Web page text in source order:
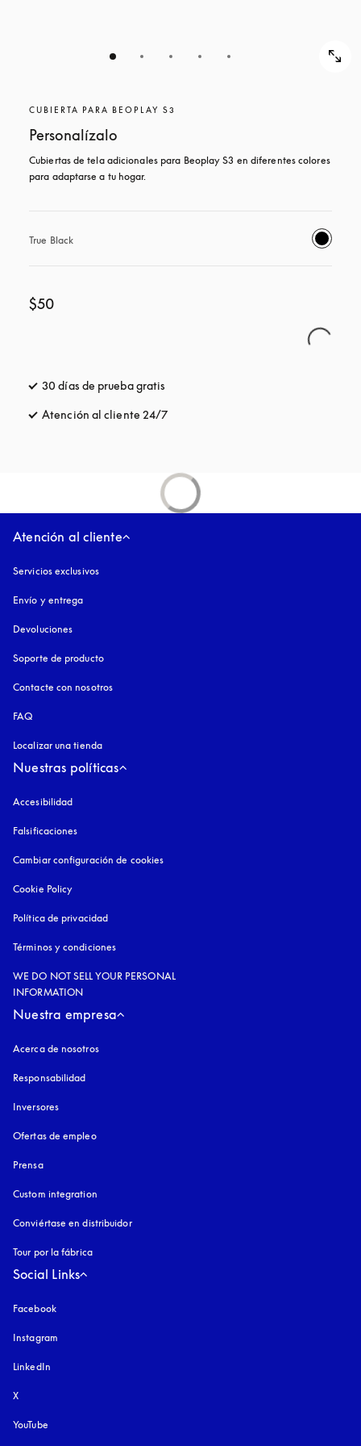
CUBIERTA PARA BEOPLAY S3
Personalízalo
Cubiertas de tela adicionales para Beoplay S3 en diferentes colores
para adaptarse a tu hogar.
True Black
$50
30 días de prueba gratis
Atención al cliente 24/7
Atención al cliente
Servicios exclusivos
Envío y entrega
Devoluciones
Soporte de producto
Contacte con nosotros
FAQ
Localizar una tienda
Nuestras políticas
Accesibilidad
Falsificaciones
Cambiar configuración de cookies
Cookie Policy
Política de privacidad
Términos y condiciones
WE DO NOT SELL YOUR PERSONAL
INFORMATION
Nuestra empresa
Acerca de nosotros
Responsabilidad
Inversores
Ofertas de empleo
Prensa
Custom integration
Conviértase en distribuidor
Tour por la fábrica
Social Links
Facebook
Instagram
LinkedIn
X
YouTube